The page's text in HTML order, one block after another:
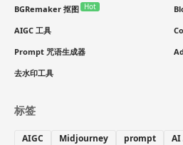
BGRemaker 抠图 Hot
AIGC 工具
Prompt 咒语生成器
去水印工具
标签
AIGC Midjourney prompt AI